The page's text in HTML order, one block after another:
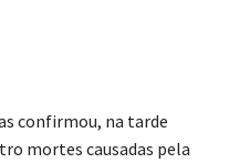
confirmou, na tarde
mortes causadas pela